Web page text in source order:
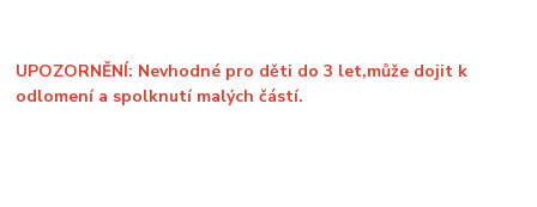
UPOZORNĚNÍ: Nevhodné pro děti do 3 let,může dojit k
odlomení a spolknutí malých částí.